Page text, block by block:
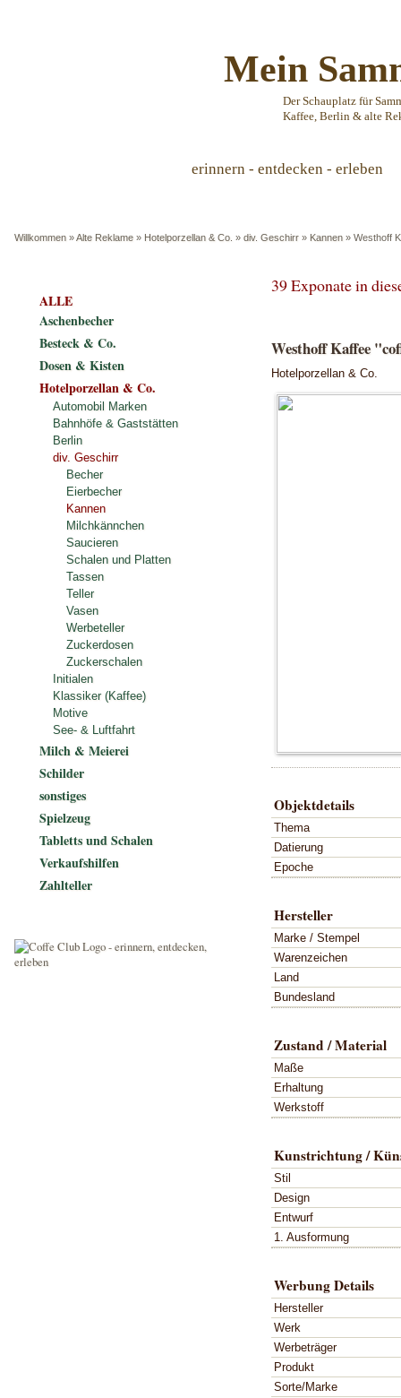
Mein
Der Schauplatz für
Kaffee, Berlin & alte
erinnern - entdecken - erleben
Willkommen »Alte Reklame » Hotelporzellan & Co. » div. Geschirr » Kannen » Westhoff
39 Exponate in
Westhoff Kaffee
Hotelporzellan & Co.
Objektdetails
Thema
Datierung
Epoche
Hersteller
Marke / Stempel
Warenzeichen
Land
Bundesland
Zustand / Material
Maße
Erhaltung
Werkstoff
Kunstrichtung /
Stil
Design
Entwurf
1. Ausformung
Werbung Details
Hersteller
Werk
Werbeträger
Produkt
Sorte/Marke
ALLE
Aschenbecher
Besteck & Co.
Dosen & Kisten
Hotelporzellan & Co.
Automobil Marken
Bahnhöfe & Gaststätten
Berlin
div. Geschirr
Becher
Eierbecher
Kannen
Milchkännchen
Saucieren
Schalen und Platten
Tassen
Teller
Vasen
Werbeteller
Zuckerdosen
Zuckerschalen
Initialen
Klassiker (Kaffee)
Motive
See- & Luftfahrt
Milch & Meierei
Schilder
sonstiges
Spielzeug
Tabletts und Schalen
Verkaufshilfen
Zahlteller